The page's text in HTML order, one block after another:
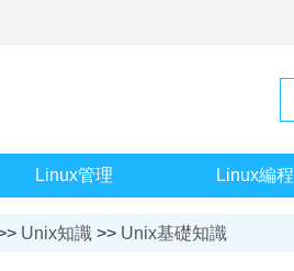
Linux管理 Linux編程
Unix知識 >> Unix基礎知識